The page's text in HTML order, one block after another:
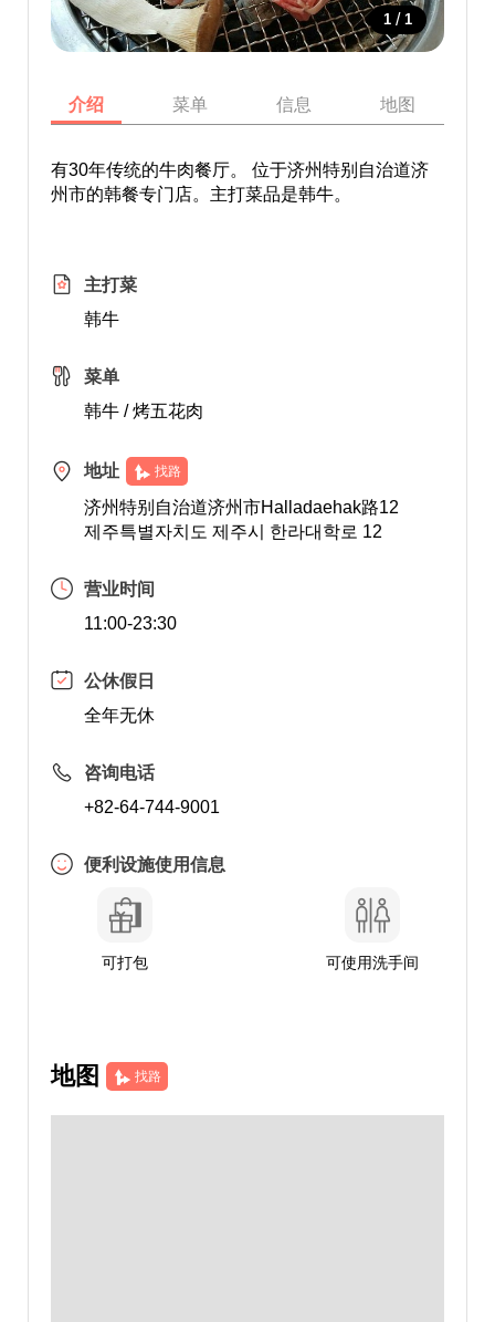
1 / 1
介绍 菜单 信息 地图
有30年传统的牛肉餐厅。 位于济州特别自治道济
州市的韩餐专门店。主打菜品是韩牛。
主打菜
韩牛
菜单
韩牛 / 烤五花肉
地址 找路
济州特别自治道济州市Halladaehak路12
제주특별자치도 제주시 한라대학로 12
营业时间
11:00-23:30
公休假日
全年无休
咨询电话
+82-64-744-9001
便利设施使用信息
可打包 可使用洗手间
地图 找路